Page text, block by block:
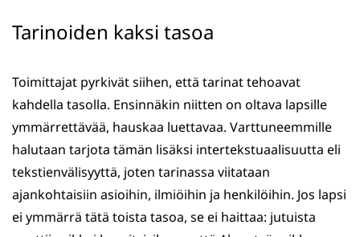
Tarinoiden kaksi tasoa
Toimittajat pyrkivät siihen, että tarinat tehoavat
kahdella tasolla. Ensinnäkin niitten on oltava lapsille
ymmärrettävää, hauskaa luettavaa. Varttuneemmille
halutaan tarjota tämän lisäksi intertekstuaalisuutta eli
tekstienvälisyyttä, joten tarinassa viitataan
ajankohtaisiin asioihin, ilmiöihin ja henkilöihin. Jos lapsi
ei ymmärrä tätä toista tasoa, se ei haittaa: jutuista